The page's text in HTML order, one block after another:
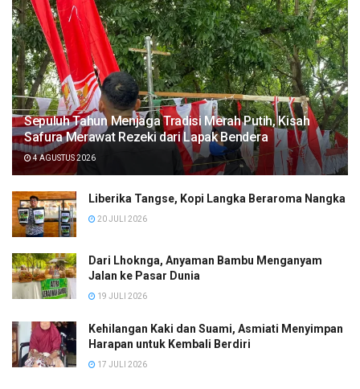
Sepuluh Tahun Menjaga Tradisi Merah Putih, Kisah
Safura Merawat Rezeki dari Lapak Bendera
4 AGUSTUS 2026
Liberika Tangse, Kopi Langka Beraroma Nangka
20 JULI 2026
Dari Lhoknga, Anyaman Bambu Menganyam
Jalan ke Pasar Dunia
19 JULI 2026
Kehilangan Kaki dan Suami, Asmiati Menyimpan
Harapan untuk Kembali Berdiri
17 JULI 2026